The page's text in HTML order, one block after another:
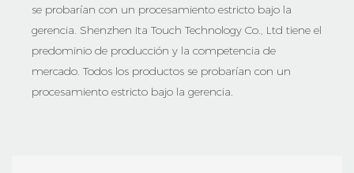
se probarían con un procesamiento estricto bajo la
gerencia. Shenzhen Ita Touch Technology Co., Ltd tiene el
predominio de producción y la competencia de
mercado. Todos los productos se probarían con un
procesamiento estricto bajo la gerencia.